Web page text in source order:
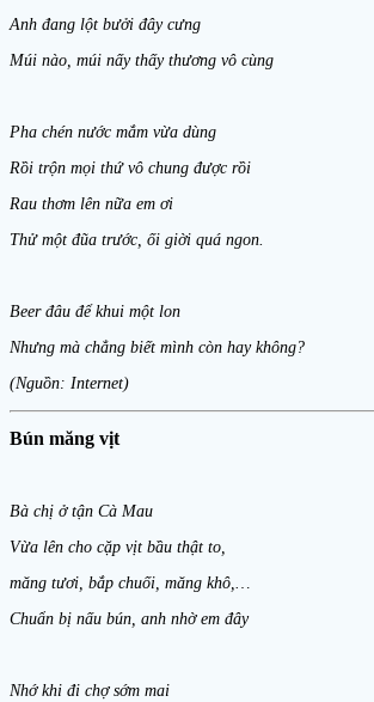
Anh đang lột bưởi đây cưng
Múi nào, múi nấy thấy thương vô cùng
Pha chén nước mắm vừa dùng
Rồi trộn mọi thứ vô chung được rồi
Rau thơm lên nữa em ơi
Thử một đũa trước, ối giời quá ngon.
Beer đâu để khui một lon
Nhưng mà chẳng biết mình còn hay không?
(Nguồn: Internet)
Bún măng vịt
Bà chị ở tận Cà Mau
Vừa lên cho cặp vịt bầu thật to,
măng tươi, bắp chuối, măng khô,…
Chuẩn bị nấu bún, anh nhờ em đây
Nhớ khi đi chợ sớm mai